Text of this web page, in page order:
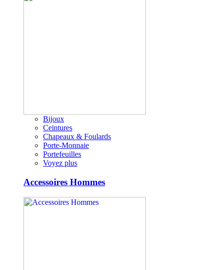
Bijoux
Ceintures
Chapeaux & Foulards
Porte-Monnaie
Portefeuilles
Voyez plus
Accessoires Hommes